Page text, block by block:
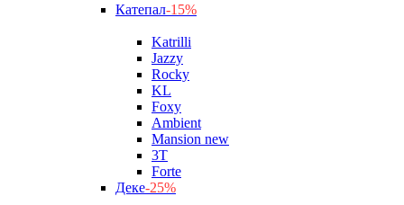
Катепал-15%
Katrilli
Jazzy
Rocky
KL
Foxy
Ambient
Mansion new
3Т
Forte
Деке-25%